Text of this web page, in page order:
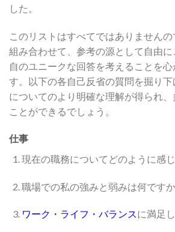
した。
このリストはすべてではありません
組み合わせて、参考の源として自由
自のユニークな回答を考えることを
す。以下の各自己反省の質問を掘り
についてのより明確な理解が得られ
ことができるでしょう。
仕事
現在の職務についてどのように感
職場での私の強みと弱みは何です
ワーク・ライフ・バランスに満足